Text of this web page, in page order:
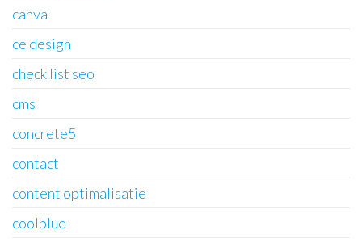
canva
ce design
check list seo
cms
concrete5
contact
content optimalisatie
coolblue